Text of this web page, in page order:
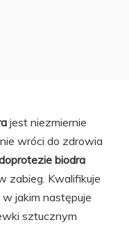
jest niezmiernie
wróci do zdrowia
biodra
zabieg. Kwalifikuje
jakim następuje
sztucznym